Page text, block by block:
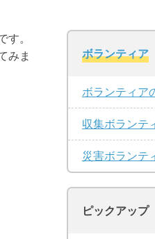
す。
みま
ボランティア
ボランティア
収集ボランテ
災害ボランテ
ピックアップ